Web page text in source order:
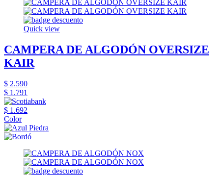
Quick view
CAMPERA DE ALGODÓN OVERSIZE
KAIR
$ 2.590
$ 1.791
$ 1.692
Color